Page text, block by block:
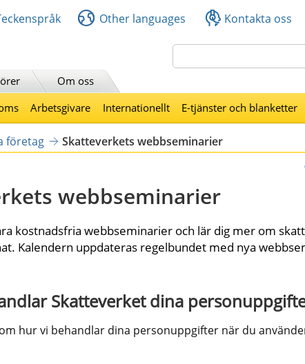
Other languages Kontakta oss
Om oss
Arbetsgivare Internationellt E-tjänster och blanketter
företag Skatteverkets webbseminarier
webbseminarier
kostnadsfria webbseminarier och lär dig mer om
Kalendern uppdateras regelbundet med nya
Skatteverket dina
hur vi behandlar dina personuppgifter när du